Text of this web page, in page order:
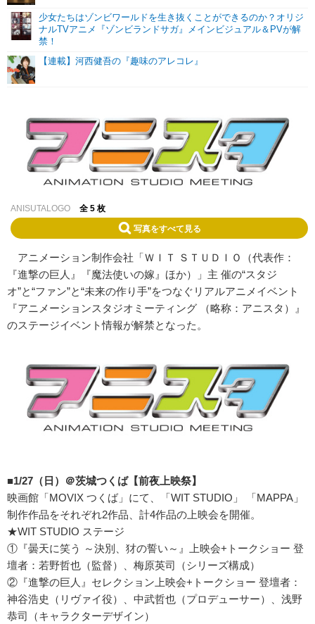
少女たちはゾンビワールドを生き抜くことができるのか？オリジ
ナルTVアニメ『ゾンビランドサガ』メインビジュアル＆PVが解
禁！
【連載】河西健吾の『趣味のアレコレ』
ANISUTALOGO 全 5 枚
写真をすべて見る
アニメーション制作会社「ＷＩＴ ＳＴＵＤＩＯ（代表作：
『進撃の巨人』『魔法使いの嫁』ほか）」主 催の“スタジ
オ”と“ファン”と“未来の作り手”をつなぐリアルアニメイベント
『アニメーションスタジオミーティング （略称：アニスタ）』
のステージイベント情報が解禁となった。
■1/27（日）＠茨城つくば【前夜上映祭】
映画館「MOVIX つくば」にて、「WIT STUDIO」 「MAPPA」
制作作品をそれぞれ2作品、計4作品の上映会を開催。
★WIT STUDIO ステージ
①『曇天に笑う ～決別、犲の誓い～』上映会+トークショー 登
壇者：若野哲也（監督）、梅原英司（シリーズ構成）
②『進撃の巨人』セレクション上映会+トークショー 登壇者：
神谷浩史（リヴァイ役）、中武哲也（プロデューサー）、浅野
恭司（キャラクターデザイン）